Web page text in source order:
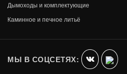
CLOUD, С ПАРОВЫМ
720 000
Дымоходы и комплектующие
Каминное и печное литьё
МЫ В СОЦСЕТЯХ: